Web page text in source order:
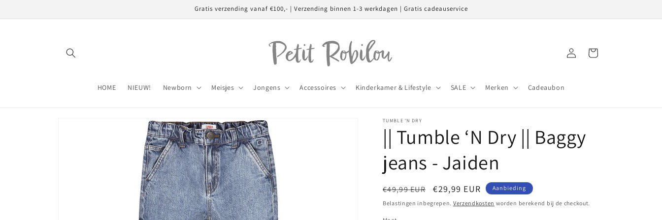
content
Gratis verzending vanaf €100,- | Verzending binnen 1-3 werkdagen | Gratis cadeauservice
HOME NIEUW! Newborn Meisjes Jongens Accessoires Kinderkamer & Lifestyle SALE Merken Cadeaubon
InloggenWinkelwagen
TUMBLE ‘N DRY
|| Tumble ‘N Dry || Baggy
jeans - Jaiden
Normale
prijs
€49,99 EUR Aanbiedingsprijs
€29,99 EUR Aanbieding
Belastingen inbegrepen. Verzendkosten worden berekend bij de checkout.